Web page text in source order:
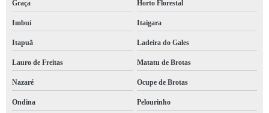
Graça Horto Florestal
Imbuí Itaigara
Itapuã Ladeira do Gales
Lauro de Freitas Matatu de Brotas
Nazaré Ocupe de Brotas
Ondina Pelourinho